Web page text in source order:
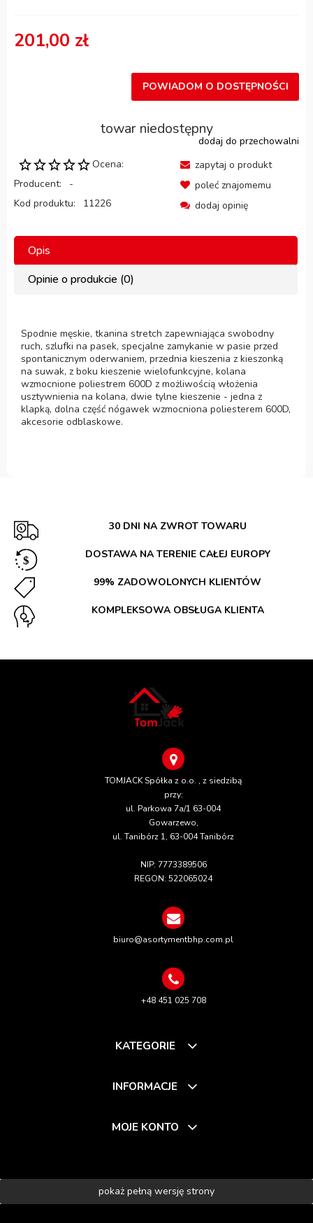
201,00 zł
POWIADOM O DOSTĘPNOŚCI
towar niedostępny
dodaj do przechowalni
Ocena:
Producent:
-
Kod produktu:
11226
zapytaj o produkt
poleć znajomemu
dodaj opinię
Opis
Opinie o produkcie (0)
Spodnie męskie, tkanina stretch zapewniająca swobodny
ruch, szlufki na pasek, specjalne zamykanie w pasie przed
spontanicznym oderwaniem, przednia kieszenia z kieszonką
na suwak, z boku kieszenie wielofunkcyjne, kolana
wzmocnione poliestrem 600D z możliwością włożenia
usztywnienia na kolana, dwie tylne kieszenie - jedna z
klapką, dolna część nógawek wzmocniona poliesterem 600D,
akcesorie odblaskowe.
30 DNI NA ZWROT TOWARU
DOSTAWA NA TERENIE CAŁEJ EUROPY
99% ZADOWOLONYCH KLIENTÓW
KOMPLEKSOWA OBSŁUGA KLIENTA
TOMJACK Spółka z o.o. , z siedzibą
przy:
ul. Parkowa 7a/1 63-004
Gowarzewo,
ul. Tanibórz 1, 63-004 Tanibórz
NIP: 7773389506
REGON: 522065024
biuro@asortymentbhp.com.pl
+48 451 025 708
KATEGORIE
INFORMACJE
MOJE KONTO
pokaż pełną wersję strony